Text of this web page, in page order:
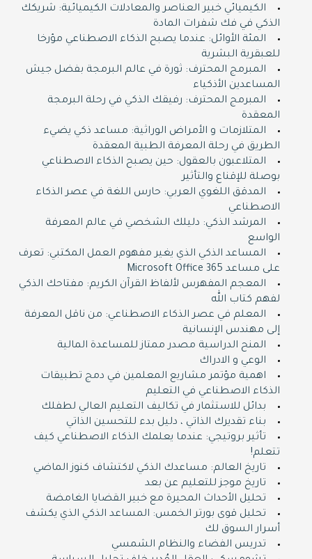
الكيميائي خبير العناصر والمعادلات الكيميائية: شريكك
الذكي في فك شفرات المادة
المئة الأوائل: عندما يصبح الذكاء الاصطناعي مؤرخا
للعبقرية البشرية
المبرمج المحترف: ثورة في عالم البرمجة بفضل جيش
المساعدين الأذكياء
المبرمج المحترف: رفيقك الذكي في رحلة البرمجة
المعقدة
المتلازمات و الأمراض الوراثية: مساعد ذكي يضيء
الطريق في رحلة المعرفة الطبية المعقدة
المتلاعبون بالعقول: حين يصبح الذكاء الاصطناعي
بوصلة للإقناع والتأثير
المدقق اللغوي العربي: حارس اللغة في عصر الذكاء
الاصطناعي
المرشد الذكي: دليلك الشخصي في عالم المعرفة
الواسع
المساعد الذكي الذي يغير مفهوم العمل المكتبي: تعرف
على مساعد Microsoft Office 365
المعجم المفهرس لألفاظ القرآن الكريم: مفتاحك الذكي
لفهم كتاب الله
المعلم في عصر الذكاء الاصطناعي: من ناقل المعرفة
إلى مهندس الإنسانية
المنح الدراسية مصدر ممتاز للمساعدة المالية
الوعي و الادراك
اهمية مؤتمر مشاريع المعلمين في دمج تطبيقات
الذكاء الاصطناعي في التعليم
بدائل للاستثمار في تكاليف التعليم العالي لطفلك
بناء تقديرك الذاتي ، دليل بدء للتحسين الذاتي
تأثير بروتيجي: عندما يعلمك الذكاء الاصطناعي كيف
تتعلم!
تاريخ العالم: مساعدك الذكي لاكتشاف كنوز الماضي
تاريخ موجز للتعليم عن بعد
تحليل الأحداث المحيرة مع خبير القضايا الغامضة
تحليل قوى بورتر الخمس: المساعد الذكي الذي يكشف
أسرار السوق لك
تدريس الفضاء والنظام الشمسي